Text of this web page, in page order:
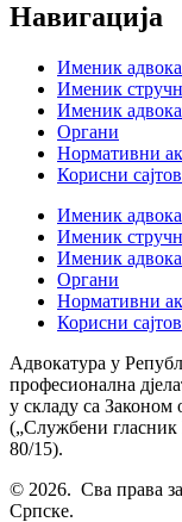
Навигација
Именик
Именик
Именик
Органи
Нормативни
Корисни
Именик
Именик
Именик
Органи
Нормативни
Корисни
Адвокатура у
професионална
у складу са
(„Службени гласник
80/15).
© 2026. Сва права
Српске.